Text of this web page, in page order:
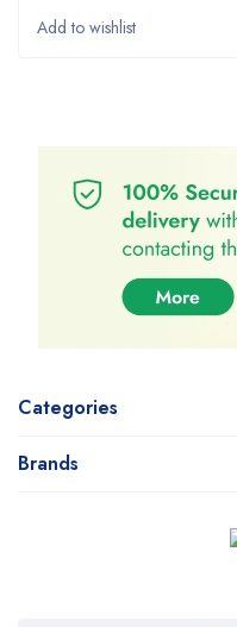
Categories
Brands